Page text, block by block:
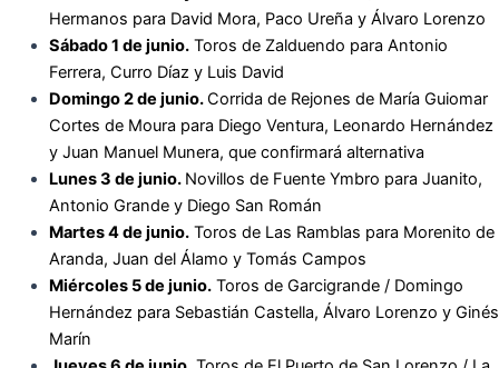
Hermanos para David Mora, Paco Ureña y Álvaro Lorenzo
Sábado 1 de junio.Toros de Zalduendo para Antonio
Ferrera, Curro Díaz y Luis David
Domingo 2 de junio.Corrida de Rejones de María Guiomar
Cortes de Moura para Diego Ventura, Leonardo Hernández
y Juan Manuel Munera, que confirmará alternativa
Lunes 3 de junio. Novillos de Fuente Ymbro para Juanito,
Antonio Grande y Diego San Román
Martes 4 de junio.Toros de Las Ramblas para Morenito de
Aranda, Juan del Álamo y Tomás Campos
Miércoles 5 de junio.Toros de Garcigrande / Domingo
Hernández para Sebastián Castella, Álvaro Lorenzo y Ginés
Marín